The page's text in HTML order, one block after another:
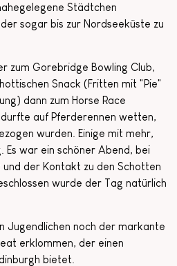
Städtchen
sogar bis zur Nordseeküste zu
zum Gorebridge Bowling Club,
Snack (Fritten mit "Pie"
dann zum Horse Race
auf Pferderennen wetten,
wurden. Einige mit mehr,
Es war ein schöner Abend, bei
der Kontakt zu den Schotten
wurde der Tag natürlich
Jugendlichen noch der markante
erklommen, der einen
bietet.